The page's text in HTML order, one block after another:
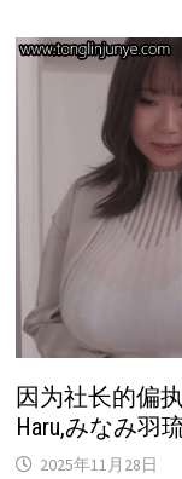
因为社长的偏
Haru,みなみ羽
2025年11月28日